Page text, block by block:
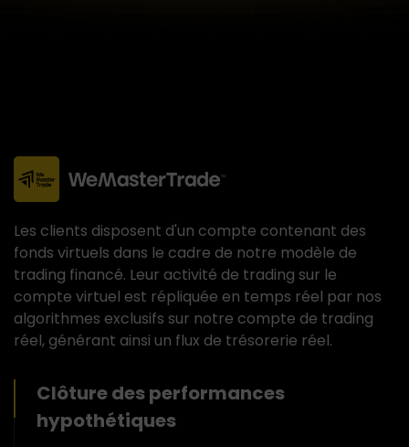
Les clients disposent d'un compte contenant des
fonds virtuels dans le cadre de notre modèle de
trading financé. Leur activité de trading sur le
compte virtuel est répliquée en temps réel par nos
algorithmes exclusifs sur notre compte de trading
réel, générant ainsi un flux de trésorerie réel.
Clôture des performances
hypothétiques